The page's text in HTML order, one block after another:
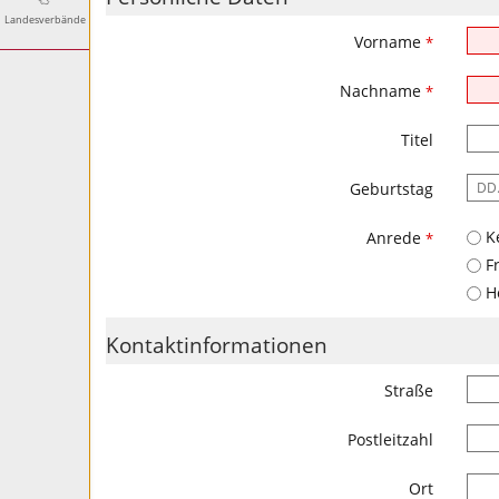
Landesverbände
Vorname *
Nachname *
Titel
Geburtstag
Es
ist
Anrede *
Kontaktinformationen
Straße
Postleitzahl
Ort